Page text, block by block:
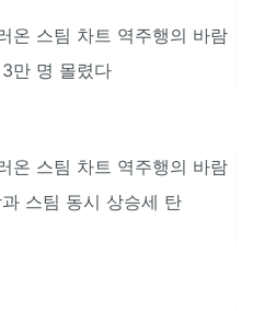
온 스팀 차트 역주행의 바람
3만 명 몰렸다
온 스팀 차트 역주행의 바람
스팀 동시 상승세 탄